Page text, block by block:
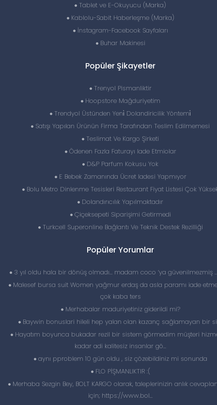
Tablet ve E-Okuyucu (Marka)
Kablolu-Sabit Haberleşme (Marka)
İnstagram-Facebook Sayfaları
Buhar Makinesi
Popüler Şikayetler
Trenyol Pismanliktir
Hoopstore Mağduriyetim
Trendyol Üstünden Yeni̇ Dolandiricilik Yöntemi̇
Satışı Yapılan Ürünün Firma Tarafından Teslim Edilmemesi
Teslimat Ve Kargo Şirketi
Ödenen Fazla Faturayı Iade Etmiolar
D&P Parfum Kokusu Yok
E Bebek Zamanında Ücret Iadesi Yapmıyor
Bolu Metro Dinlenme Tesisleri Restaurant Fiyat Listesi Çok
Dolandırıcılık Yapılmaktadır
Çiçeksepeti Siparişimi Getirmedi
Turkcell Superonline Bağlantı Ve Teknik Destek Rezilliği
Popüler Yorumlar
3 yıl oldu hala bir dönüş olmadı… madam coco ‘ya güvenilmezmiş
Malesef bursa suit Women yağmur erdaş da asla paramı iade
çok kaba ters
Merhabalar maduriyetiniz giderildi mi?
Baywin bonuslari hileli hep yalan olan kazanç sağlamayan bir
Hayatım boyunca bukadar rezil bir sistem görmedim müşteri
kadar adi kalitesiz insanlar gö...
aynı pproblem 10 gün oldu , siz çözebildiniz mi sonunda
FLO PİŞMANLIKTIR :(
Merhaba Sezgin Bey, BOLT KARGO olarak, taleplerinizin anlık
için; https://www.bol...